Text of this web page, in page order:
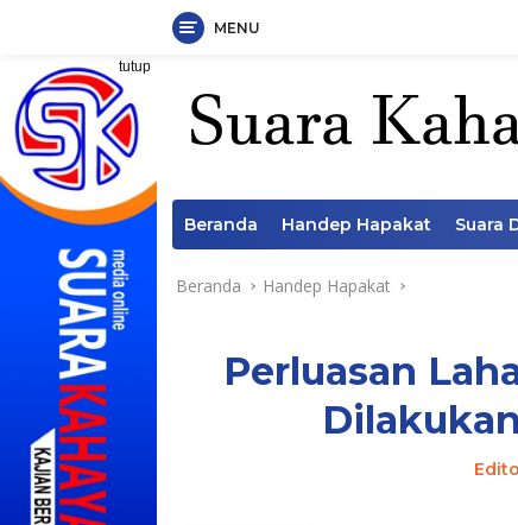
Langsung
konten
MENU
tutup
Beranda Handep Hapakat Suara
Beranda Handep Hapakat
Perluasan